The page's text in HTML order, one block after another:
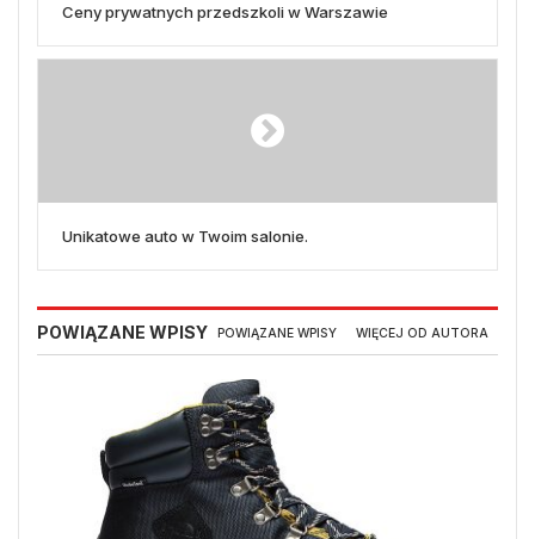
Ceny prywatnych przedszkoli w Warszawie
Unikatowe auto w Twoim salonie.
POWIĄZANE WPISY POWIĄZANE WPISY WIĘCEJ OD AUTORA